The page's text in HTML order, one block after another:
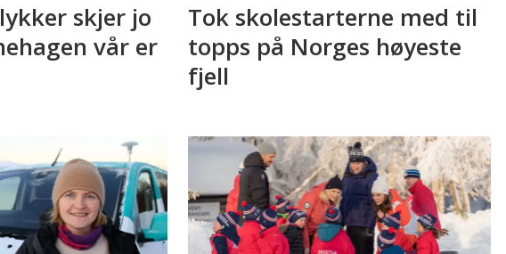
skjer jo
vår er
Tok skolestarterne med til
topps på Norges høyeste
fjell